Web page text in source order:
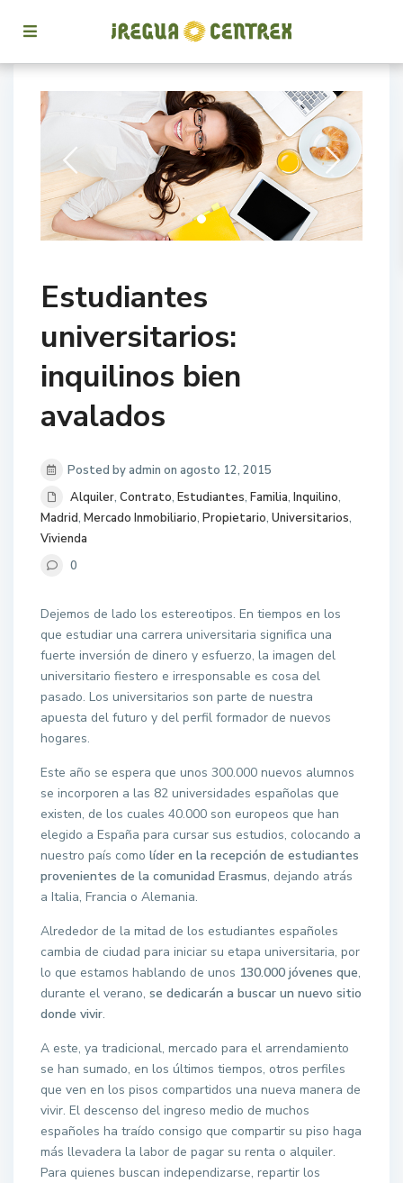
Estudiantes
universitarios:
inquilinos bien
avalados
Posted by admin on agosto 12, 2015
Alquiler,Contrato,Estudiantes,Familia,Inquilino,
Madrid,Mercado Inmobiliario,Propietario,Universitarios,
Vivienda
0
Dejemos de lado los estereotipos. En tiempos en los
que estudiar una carrera universitaria significa una
fuerte inversión de dinero y esfuerzo, la imagen del
universitario fiestero e irresponsable es cosa del
pasado. Los universitarios son parte de nuestra
apuesta del futuro y del perfil formador de nuevos
hogares.
Este año se espera que unos 300.000 nuevos alumnos
se incorporen a las 82 universidades españolas que
existen, de los cuales 40.000 son europeos que han
elegido a España para cursar sus estudios, colocando a
nuestro país comolíder en la recepción de estudiantes
provenientes de la comunidad Erasmus, dejando atrás
a Italia, Francia o Alemania.
Alrededor de la mitad de los estudiantes españoles
cambia de ciudad para iniciar su etapa universitaria, por
lo que estamos hablando de unos 130.000 jóvenes que,
durante el verano,se dedicarán a buscar un nuevo sitio
donde vivir.
A este, ya tradicional, mercado para el arrendamiento
se han sumado, en los últimos tiempos, otros perfiles
que ven en los pisos compartidos una nueva manera de
vivir. El descenso del ingreso medio de muchos
españoles ha traído consigo que compartir su piso haga
más llevadera la labor de pagar su renta o alquiler.
Para quienes buscan independizarse, repartir los